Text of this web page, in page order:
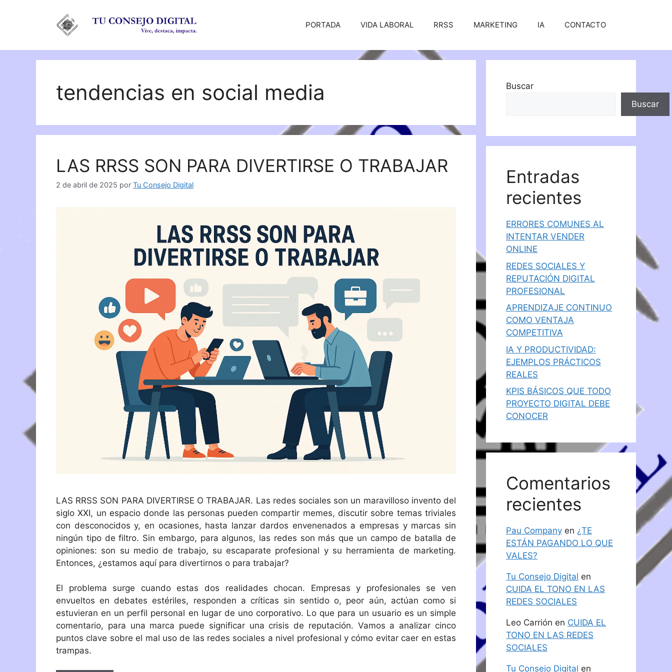
PORTADA VIDA LABORAL RRSS MARKETING IA CONTACTO
tendencias en social media
LAS RRSS SON PARA DIVERTIRSE O TRABAJAR
2 de abril de 2025 por Tu Consejo Digital
LAS RRSS SON PARA DIVERTIRSE O TRABAJAR. Las redes sociales son un maravilloso invento del
siglo XXI, un espacio donde las personas pueden compartir memes, discutir sobre temas triviales
con desconocidos y, en ocasiones, hasta lanzar dardos envenenados a empresas y marcas sin
ningún tipo de filtro. Sin embargo, para algunos, las redes son más que un campo de batalla de
opiniones: son su medio de trabajo, su escaparate profesional y su herramienta de marketing.
Entonces, ¿estamos aquí para divertirnos o para trabajar?
El problema surge cuando estas dos realidades chocan. Empresas y profesionales se ven
envueltos en debates estériles, responden a críticas sin sentido o, peor aún, actúan como si
estuvieran en un perfil personal en lugar de uno corporativo. Lo que para un usuario es un simple
comentario, para una marca puede significar una crisis de reputación. Vamos a analizar cinco
puntos clave sobre el mal uso de las redes sociales a nivel profesional y cómo evitar caer en estas
trampas.
Buscar
Buscar
Entradas
recientes
ERRORES COMUNES AL
INTENTAR VENDER
ONLINE
REDES SOCIALES Y
REPUTACIÓN DIGITAL
PROFESIONAL
APRENDIZAJE CONTINUO
COMO VENTAJA
COMPETITIVA
IA Y PRODUCTIVIDAD:
EJEMPLOS PRÁCTICOS
REALES
KPIS BÁSICOS QUE TODO
PROYECTO DIGITAL DEBE
CONOCER
Comentarios
recientes
Pau Company en ¿TE
ESTÁN PAGANDO LO QUE
VALES?
Tu Consejo Digital en
CUIDA EL TONO EN LAS
REDES SOCIALES
Leo Carrión en CUIDA EL
TONO EN LAS REDES
SOCIALES
Tu Consejo Digital en